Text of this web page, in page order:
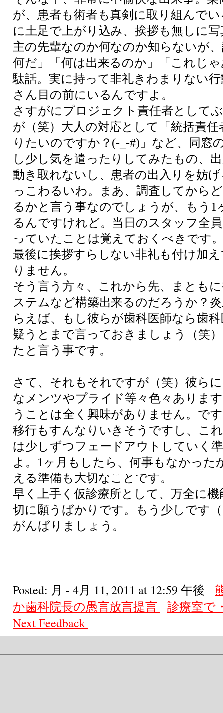
が、患者も術者も真剣に取り組んで
に土足で上がり込み、挨拶も無しに
主の先輩なのか何なのか知らないが
何だ」「何は出来るのか」「これじ
駄話。実に持って非礼きわまりない
さん目の前にいるんですよ。
さすがにプロジェクト責任者として
が（笑）大人の対応として「統括責
りたいのですか？(-_-#)」など、同窓
し少し気を遣ったりしてみたもの、
動き取れないし、患者の出入りを妨
っこわるいわ。まあ、調査してから
るかと言う事なのでしょうが、もう1
るんですけれど。当日のスタッフ全
っていたことは覚えておくべきです
最後に挨拶すらしない非礼も付け加
りません。
そう言う方々、これから先、まとも
ステムなど構築出来るのだろうか？
らえば、もし彼らが歯科医師なら歯
疑うとまで言っておきましょう（笑
たと言う事です。
さて、それもそれですが（笑）彼ら
なメンツやプライド等々色々ありま
うことは全く興味がありません。で
移行もすんなりいきそうですし、こ
は少しずつフェードアウトしていく
よ。1ヶ月もしたら、何事もなかった
える準備も大切なことです。
早く上手く仮診療所として、万全に
切に願うばかりです。もう少しです
がんばりましょう。
Posted: 月 - 4月 11, 2011 at 12:59 午後
か歯科院長の愚言放言提言
診療室で
NextFeedback